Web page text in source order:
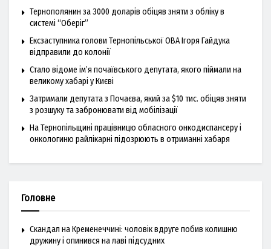
Тернополянин за 3000 доларів обіцяв зняти з обліку в
системі “Оберіг”
Ексзаступника голови Тернопільської ОВА Ігоря Гайдука
відправили до колонії
Стало відоме ім’я почаївського депутата, якого піймали на
великому хабарі у Києві
Затримали депутата з Почаєва, який за $10 тис. обіцяв зняти
з розшуку та забронювати від мобілізації
На Тернопільщині працівницю обласного онкодиспансеру і
онкологиню райлікарні підозрюють в отриманні хабаря
Головне
Скандал на Кременеччині: чоловік вдруге побив колишню
дружину і опинився на лаві підсудних